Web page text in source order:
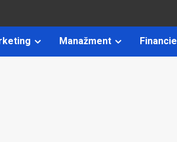
Manažment Financie